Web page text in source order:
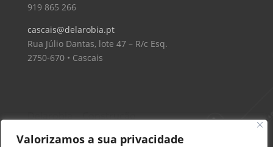
Valorizamos a sua privacidade
919 865 266
cascais@delarobia.pt
Rua Júlio Dantas, lote 47 – R/c Esq.
2750-670 • Cascais
Delarobia – Construção
912 441 514